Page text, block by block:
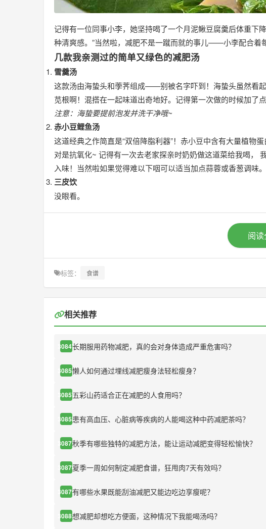
记得有一位同事小李，她坚持喝了一个月泥鳅豆腐羹后体重下
种清爽感。”当然啦，减肥不是一蹴而就的事儿——小李配合着
几款我亲测过的简单又绿色的减肥汤
雪羹汤
这款汤由海蛰头和荸荠组成——别被名字吓到！海蛰头虽然看
苋根啊！混搭在一起味道出奇地好。记得第一次做的时候加了
注意：海蛰要提前泡发并洗干净哦~
赤小豆鲤鱼汤
这道经典之作简直是“双倍降脂利器”！赤小豆中含有大量植
对是抗氧化~ 记得有一次去老家探亲时奶奶做这道菜给我喝
入味！当然啦如果觉得难以下咽可以适当加点蒜蓉或香葱调味。
三皮饮
没眼看。
阅
标签： 食谱
相关推荐
30847长期服用药物减肥，真的会对身体造成严重危害吗？
30855懒人如何通过埋线减肥瘦身法轻松瘦身？
30857五彩山药适合正在减肥的人食用吗？
30858患有高血压、心脏病等疾病的人能喝这种中药减肥茶吗？
30871秋季有哪些独特的减肥方法，能让运动减肥变得轻松愉快？
30878夏季一周如何制定减肥食谱，狂甩肉7天有效吗？
30879有哪些水果既能刮油减肥又能边吃边享瘦呢？
30887想减肥却想吃方便面，这种情况下我能喝汤吗？